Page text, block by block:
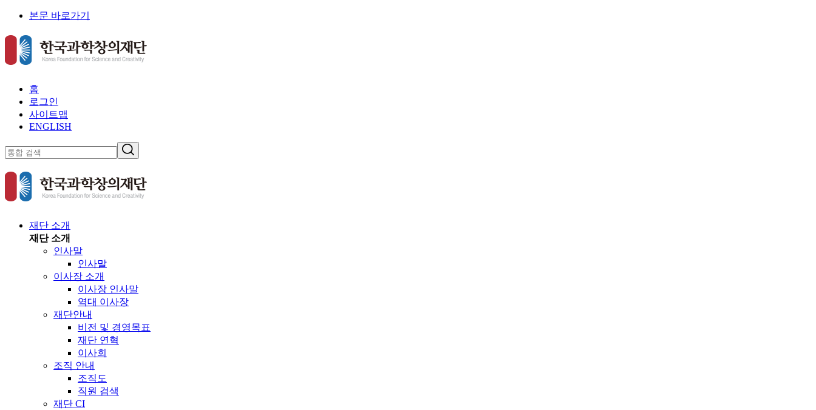
본문 바로가기
홈
로그인
사이트맵
ENGLISH
재단 소개
재단 소개
인사말
인사말
이사장 소개
이사장 인사말
역대 이사장
재단안내
비전 및 경영목표
재단 연혁
이사회
조직 안내
조직도
직원 검색
재단 CI